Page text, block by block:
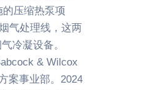
压缩热泵项
气处理线，这两
冷凝设备。
& Wilcox
案事业部。2024